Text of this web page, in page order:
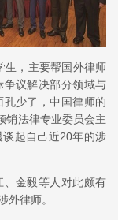
生，主要帮国外律师
争议解决部分领域与
少了，中国律师的
销法律专业委员会主
起自己近20年的涉
金毅等人对此颇有
律师。